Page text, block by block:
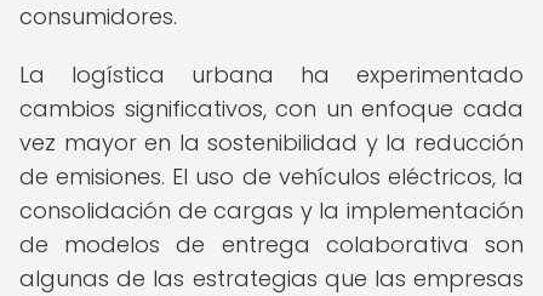
consumidores.
La logística urbana ha experimentado
cambios significativos, con un enfoque cada
vez mayor en la sostenibilidad y la reducción
de emisiones. El uso de vehículos eléctricos, la
consolidación de cargas y la implementación
de modelos de entrega colaborativa son
algunas de las estrategias que las empresas